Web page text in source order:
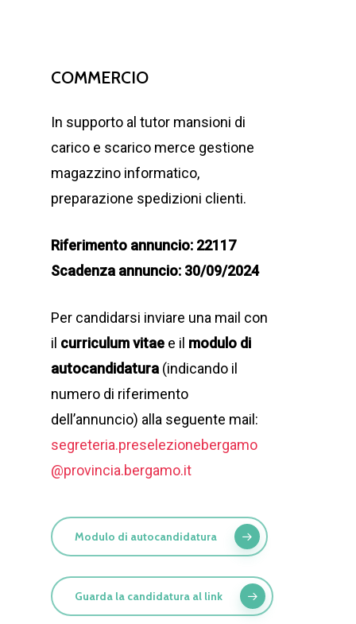
COMMERCIO
In supporto al tutor mansioni di
carico e scarico merce gestione
magazzino informatico,
preparazione spedizioni clienti.
Riferimento annuncio: 22117
Scadenza annuncio: 30/09/2024
Per candidarsi inviare una mail con
il curriculum vitae e il modulo di
autocandidatura(indicando il
numero di riferimento
dell’annuncio) alla seguente mail:
segreteria.preselezionebergamo
@provincia.bergamo.it
Modulo di autocandidatura
Guarda la candidatura al link